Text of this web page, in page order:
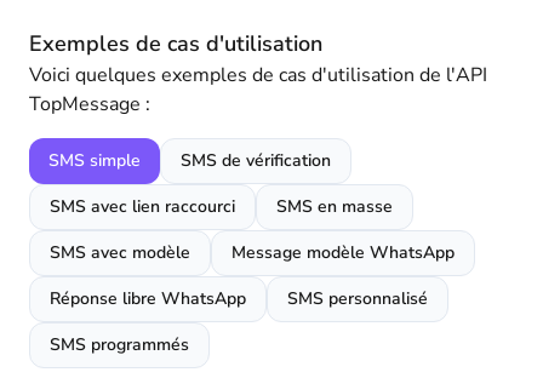
Exemples de cas d'utilisation
Voici quelques exemples de cas d'utilisation de l'API
TopMessage :
SMS simple
SMS de vérification
SMS avec lien raccourci
SMS en masse
SMS avec modèle
Message modèle WhatsApp
Réponse libre WhatsApp
SMS personnalisé
SMS programmés